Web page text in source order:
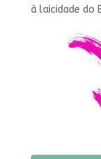
à laicidade do